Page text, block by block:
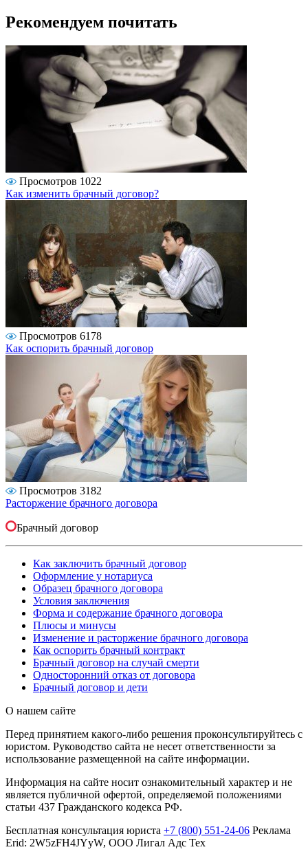
Рекомендуем почитать
Просмотров 1022
Как изменить брачный договор?
Просмотров 6178
Как оспорить брачный договор
Просмотров 3182
Расторжение брачного договора
Брачный договор
Как заключить брачный договор
Оформление у нотариуса
Образец брачного договора
Условия заключения
Форма и содержание брачного договора
Плюсы и минусы
Изменение и расторжение брачного договора
Как оспорить брачный контракт
Брачный договор на случай смерти
Односторонний отказ от договора
Брачный договор и дети
О нашем сайте
Перед принятием какого-либо решения проконсультируйтесь с
юристом. Руководство сайта не несет ответственности за
использование размещенной на сайте информации.
Информация на сайте носит ознакомительный характер и не
является публичной офертой, определяемой положениями
статьи 437 Гражданского кодекса РФ.
Бесплатная консультация юриста +7 (800) 551-24-06 Реклама
Erid: 2W5zFH4JYyW, ООО Лигал Адс Тех